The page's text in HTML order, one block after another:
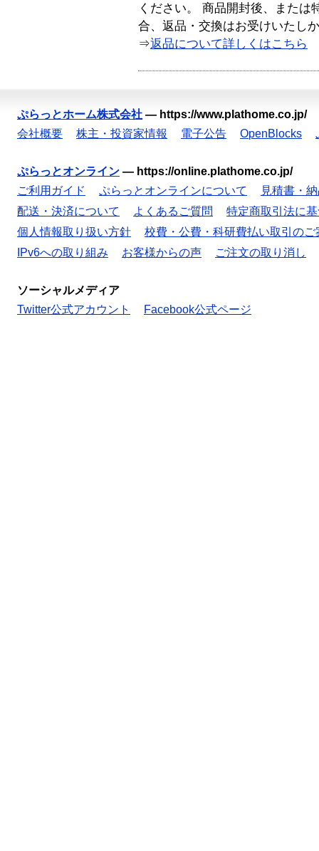
ください。 商品開封後、または
合、返品・交換はお受けいたし
⇒返品について詳しくはこちら
ぷらっとホーム株式会社 — https://www.plathome.co.jp/
会社概要
株主・投資家情報 電子公告 OpenBlocks
ぷらっとオンライン — https://online.plathome.co.jp/
ご利用ガイド
ぷらっとオンラインについて
見積書・
配送・決済について
よくあるご質問
特定商取引法に
個人情報取り扱い方針
校費・公費・科研費払い取引のご
IPv6への取り組み
お客様からの声 ご注文の取り消し
ソーシャルメディア
Twitter公式アカウント
Facebook公式ページ